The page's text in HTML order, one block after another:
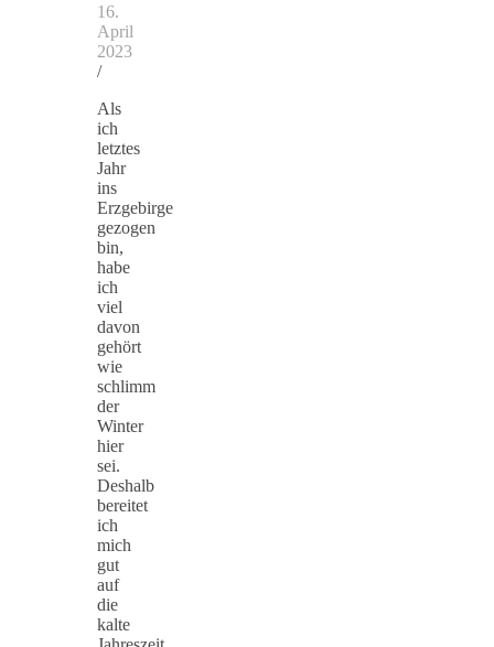
16.
April
2023
/
Als
ich
letztes
Jahr
ins
Erzgebirge
gezogen
bin,
habe
ich
viel
davon
gehört
wie
schlimm
der
Winter
hier
sei.
Deshalb
bereitet
ich
mich
gut
auf
die
kalte